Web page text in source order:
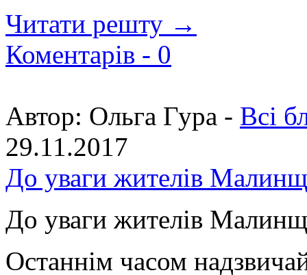
Читати решту →
Коментарів - 0
Автор: Ольга Гура - Всі
29.11.2017
До уваги жителів
До уваги жителів
Останнім часом